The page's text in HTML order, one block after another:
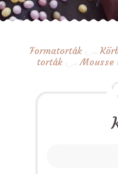
Formatorták
torták
Mousse